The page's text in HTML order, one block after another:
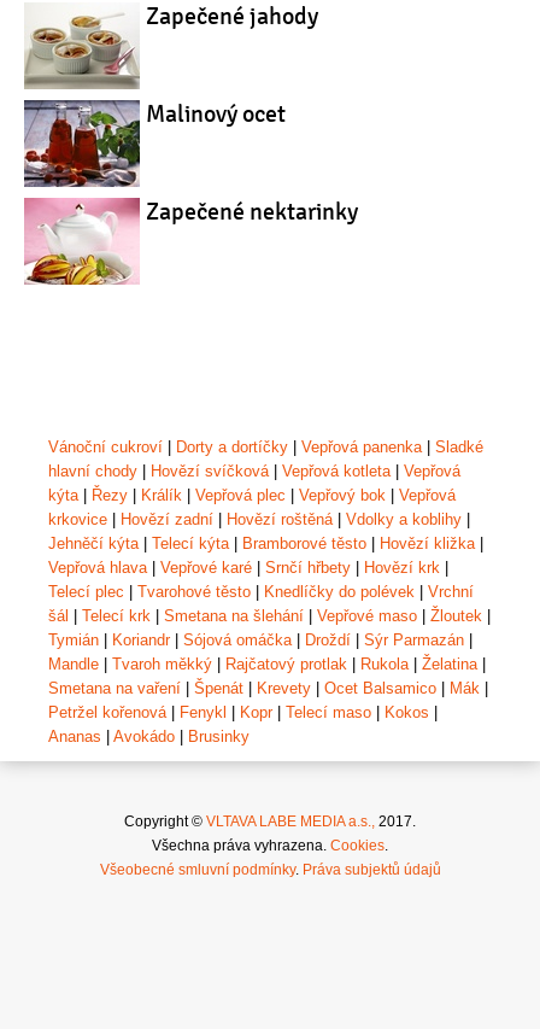
Zapečené jahody
Malinový ocet
Zapečené nektarinky
Vánoční cukroví Dorty a dortíčky Vepřová panenka| Sladké
hlavní chody
Hovězí svíčková| Vepřová kotleta| Vepřová
kýta| Řezy Králík Vepřová plec Vepřový bok
Vepřová
krkovice
Hovězí zadní Hovězí roštěná| Vdolky a koblihy
Jehněčí kýta| Telecí kýta| Bramborové těsto Hovězí kližka|
Vepřová hlava| Vepřové karé Srnčí hřbety Hovězí krk
Telecí plec
Tvarohové těsto Knedlíčky do polévek
Vrchní
šál
Telecí krk Smetana na šlehání Vepřové maso Žloutek
Tymián
Koriandr| Sójová omáčka| Droždí Sýr Parmazán
Mandle
Tvaroh měkký Rajčatový protlak Rukola| Želatina|
Smetana na vaření
Špenát Krevety Ocet Balsamico Mák
Petržel kořenová| Fenykl Kopr| Telecí maso Kokos
Ananas
Avokádo Brusinky
Copyright © VLTAVA LABE MEDIA a.s., 2017.
Všechna práva vyhrazena. Cookies.
Všeobecné smluvní podmínky. Práva subjektů údajů